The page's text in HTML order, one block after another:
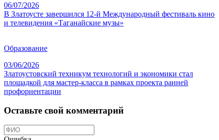
06/07/2026
В Златоусте завершился 12-й Международный фестиваль кино
и телевидения «Таганайские музы»
Образование
03/06/2026
Златоустовский техникум технологий и экономики стал
площадкой для мастер-класса в рамках проекта ранней
профориентации
Оставьте свой комментарий